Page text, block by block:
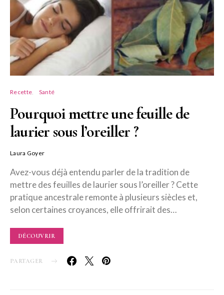
Recette Santé
Pourquoi mettre une feuille de
laurier sous l’oreiller ?
Laura Goyer
Avez-vous déjà entendu parler de la tradition de
mettre des feuilles de laurier sous l’oreiller ? Cette
pratique ancestrale remonte à plusieurs siècles et,
selon certaines croyances, elle offrirait des…
DÉCOUVRIR
PARTAGER